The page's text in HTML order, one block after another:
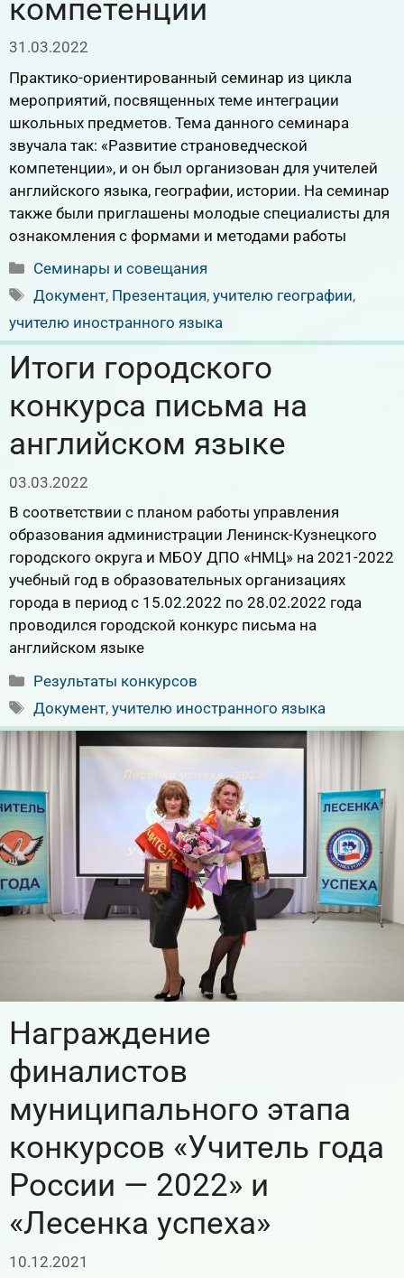
компетенции
31.03.2022
Практико-ориентированный семинар из цикла
мероприятий, посвященных теме интеграции
школьных предметов. Тема данного семинара
звучала так: «Развитие страноведческой
компетенции», и он был организован для учителей
английского языка, географии, истории. На семинар
также были приглашены молодые специалисты для
ознакомления с формами и методами работы
Рубрики
Семинары и совещания
Метки
Документ, Презентация,учителю географии,
учителю иностранного языка
Итоги городского
конкурса письма на
английском языке
03.03.2022
В соответствии с планом работы управления
образования администрации Ленинск-Кузнецкого
городского округа и МБОУ ДПО «НМЦ» на 2021-2022
учебный год в образовательных организациях
города в период с 15.02.2022 по 28.02.2022 года
проводился городской конкурс письма на
английском языке
Рубрики
Результаты конкурсов
Метки
Документ,учителю иностранного языка
Награждение
финалистов
муниципального этапа
конкурсов «Учитель года
России — 2022» и
«Лесенка успеха»
10.12.2021